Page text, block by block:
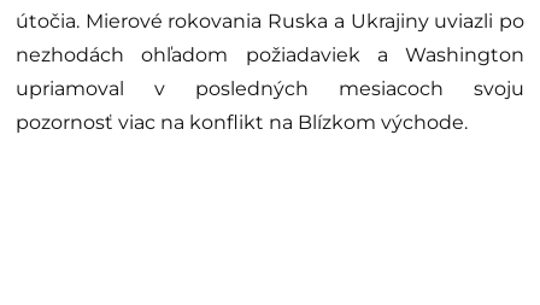
útočia. Mierové rokovania Ruska a Ukrajiny uviazli po
nezhodách ohľadom požiadaviek a Washington
upriamoval v posledných mesiacoch svoju
pozornosť viac na konflikt na Blízkom východe.